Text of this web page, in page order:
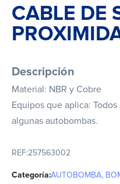
CABLE DE
Descripción
Material: NBR y Cobre
Equipos que aplica:
algunas autobombas.
REF:257563002
Categoría:AUTOBOMBA,